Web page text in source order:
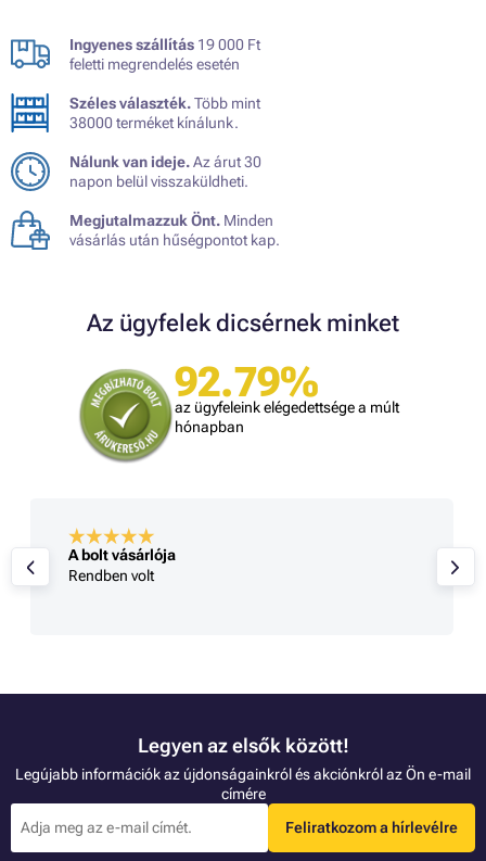
Ingyenes szállítás 19 000 Ft
feletti megrendelés esetén
Széles választék.Több mint
38000 terméket kínálunk.
Nálunk van ideje.Az árut 30
napon belül visszaküldheti.
Megjutalmazzuk Önt. Minden
vásárlás után hűségpontot kap.
Az ügyfelek dicsérnek minket
92.79%
az ügyfeleink elégedettsége a múlt
hónapban
A bolt vásárlója
Rendben volt
Legyen az elsők között!
Legújabb információk az újdonságainkról és akciónkról az Ön e-mail
címére
Feliratkozom a hírlevélre